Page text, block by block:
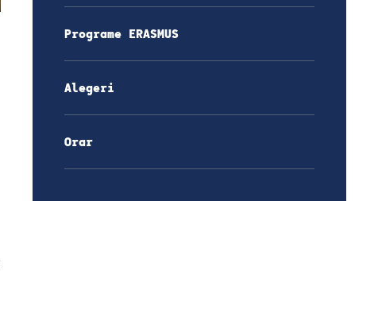
Programe ERASMUS
Alegeri
Orar